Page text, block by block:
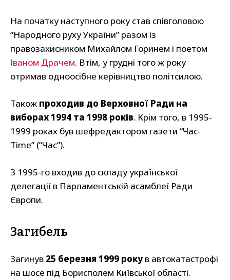
На початку наступного року став співголовою
“Народного руху України” разом із
правозахисником Михайлом Горинем і поетом
Іваном Драчем. Втім, у грудні того ж року
отримав одноосібне керівництво політсилою.
Також проходив до Верховної Ради на
виборах 1994 та 1998 років. Крім того, в 1995-
1999 роках був шефредактором газети “Час-
Time” (“Час”).
З 1995-го входив до складу української
делегації в Парламентській асамблеї Ради
Європи.
Загибель
Загинув 25 березня 1999 рокув автокатастрофі
на шосе під Борисполем Київської області.